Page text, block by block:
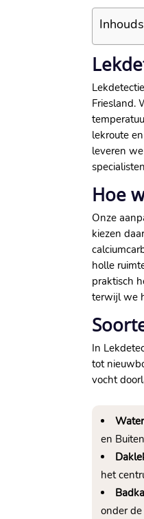
Friesland.
lekroute
leveren
Hoe
Onze
kiezen
holle
praktisch
terwijl we
In
tot
vocht
en
het
onder